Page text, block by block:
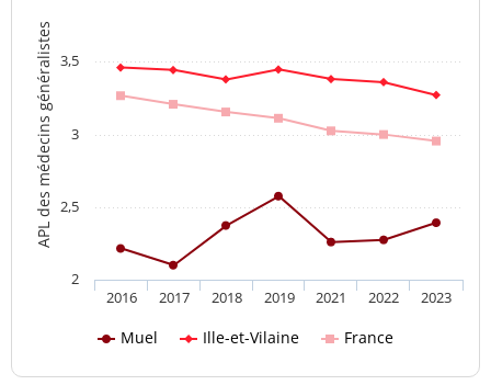
APL des médecins généralistes
Muel Ille-et-Vilaine France
2016 2017 2018 2019 2021 2022 2023
2
2,5
3
3,5